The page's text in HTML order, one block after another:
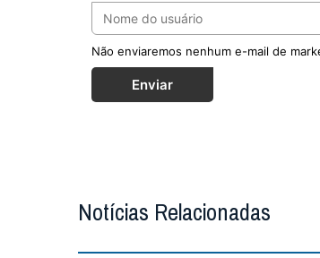
Não enviaremos nenhum e-mail de
Enviar
Notícias Relacionadas